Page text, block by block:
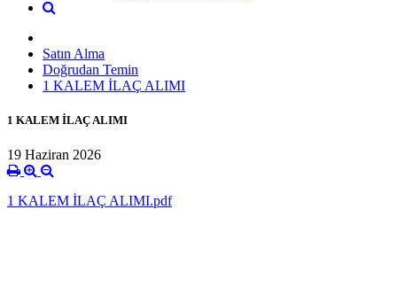
Satın Alma
Doğrudan Temin
1 KALEM İLAÇ ALIMI
1 KALEM İLAÇ ALIMI
19 Haziran 2026
1 KALEM İLAÇ ALIMI.pdf